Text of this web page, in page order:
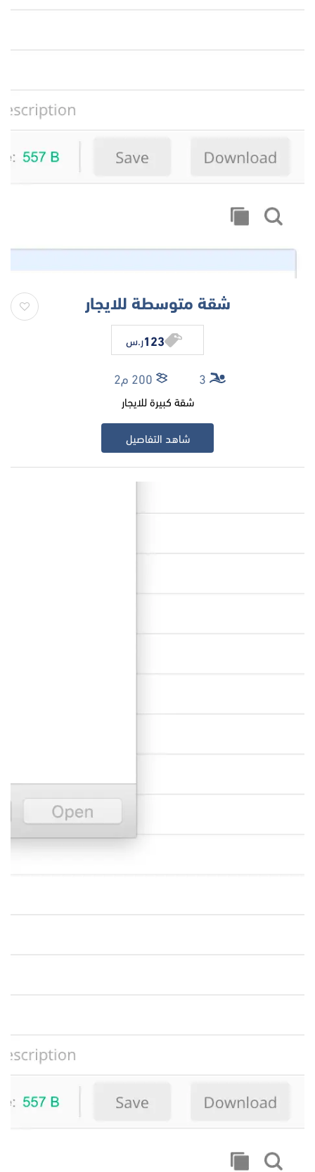
شقة متوسطة للايجار
123ر.س
3 200 م2
شقة كبيرة للايجار
شاهد التفاصيل